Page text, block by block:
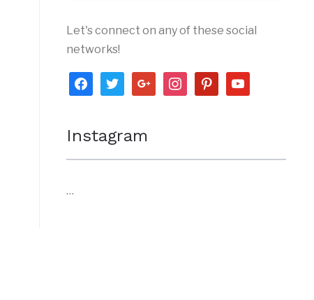
Let's connect on any of these social
networks!
facebooktwittergoogle instagrampinterestyoutube
Instagram
…